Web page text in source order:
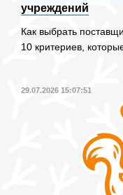
учреждений
Как выбрать
10 критериев,
29.07.2026 15:07:51